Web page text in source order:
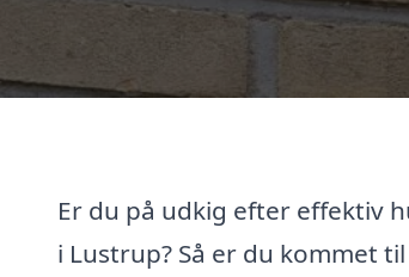
Er du på udkig efter effektiv
i Lustrup? Så er du kommet